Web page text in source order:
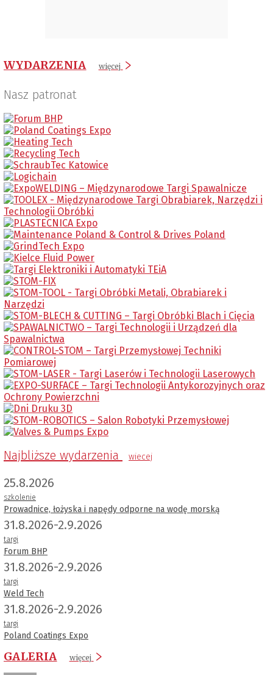
WYDARZENIA więcej
Nasz patronat
Najbliższe wydarzenia wiecej
25.8.2026
szkolenie
Prowadnice, łożyska i napędy odporne na wodę morską
31.8.2026-2.9.2026
targi
Forum BHP
31.8.2026-2.9.2026
targi
Weld Tech
31.8.2026-2.9.2026
targi
Poland Coatings Expo
GALERIA więcej